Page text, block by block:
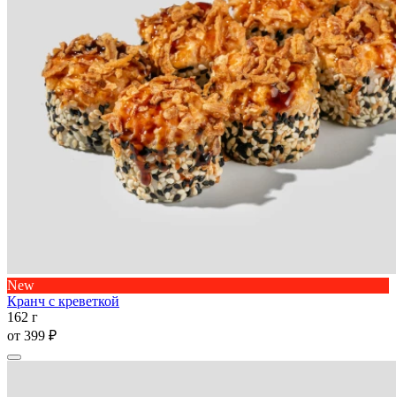
New
Кранч с креветкой
162 г
от 399 ₽